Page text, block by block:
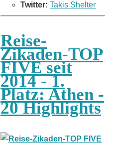
Twitter: Takis Shelter
Reise-
Zikaden-TOP
FIVE seit
2014 - 1.
Platz: Athen -
20 Highlights